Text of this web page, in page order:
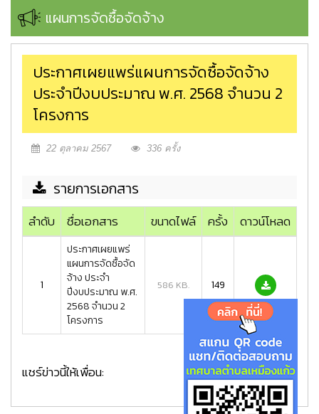
แผนการจัดซื้อจัดจ้าง
ประกาศเผยแพร่แผนการจัดซื้อจัดจ้าง
ประจำปีงบประมาณ พ.ศ. 2568 จำนวน 2
โครงการ
22 ตุลาคม 2567 336 ครั้ง
รายการเอกสาร
ลำดับ ชื่อเอกสาร ขนาดไฟล์ ครั้ง ดาวน์โหลด
1
ประกาศเผยแพร่
แผนการจัดซื้อจัด
จ้าง ประจำ
ปีงบประมาณ พ.ศ.
2568 จำนวน 2
โครงการ
586 KB. 149
แชร์ข่าวนี้ให้เพื่อน: